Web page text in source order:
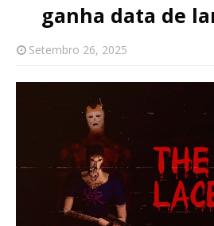
ganha data de
Setembro 26, 2025